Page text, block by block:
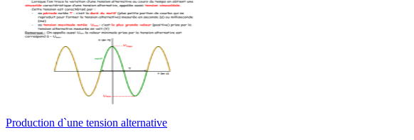
Production d`une tension alternative